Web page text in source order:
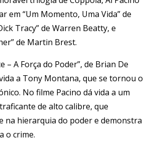
em “Um Momento, Uma Vida” de
Tracy” de Warren Beatty, e
de Martin Brest.
– A Força do Poder”, de Brian De
a Tony Montana, que se tornou o
No filme Pacino dá vida a um
de alto calibre, que
na hierarquia do poder e demonstra
o crime.